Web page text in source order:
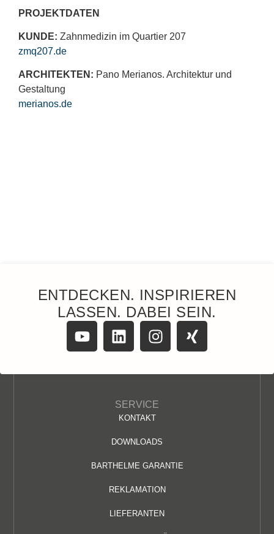
PROJEKTDATEN
KUNDE: Zahnmedizin im Quartier 207
zmq207.de
ARCHITEKTEN: Pano Merianos. Architektur und
Gestaltung
merianos.de
ENTDECKEN. INSPIRIEREN
LASSEN. DABEI SEIN.
SERVICE
KONTAKT
DOWNLOADS
BARTHELME GARANTIE
REKLAMATION
LIEFERANTEN